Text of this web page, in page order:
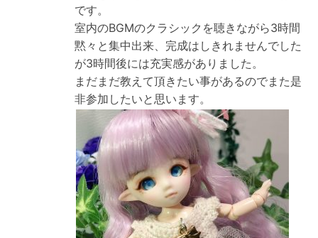
です。
室内のBGMのクラシックを聴きながら3時間
黙々と集中出来、完成はしきれませんでした
が3時間後には充実感がありました。
まだまだ教えて頂きたい事があるのでまた是
非参加したいと思います。